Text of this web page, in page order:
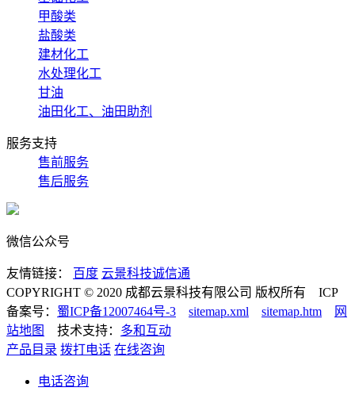
甲酸类
盐酸类
建材化工
水处理化工
甘油
油田化工、油田助剂
服务支持
售前服务
售后服务
微信公众号
友情链接： 百度 云景科技诚信通
COPYRIGHT © 2020 成都云景科技有限公司 版权所有 ICP
备案号： 蜀ICP备12007464号-3 sitemap.xml sitemap.htm
网
站地图
技术支持： 多和互动
产品目录 拨打电话 在线咨询
电话咨询